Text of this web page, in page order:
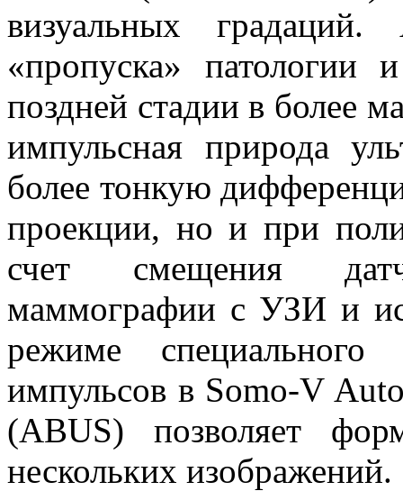
визуальных
«пропуска»
поздней стадии в более
импульсная природа
более тонкую
проекции, но и при
счет смещения
маммографии с УЗИ и
режиме специального
импульсов в Somo-V
(ABUS) позволяет
нескольких изображений.